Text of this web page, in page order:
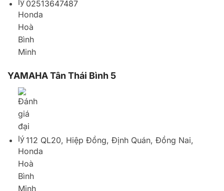
112 QL20, Hiệp Đồng, Định Quán, Đồng Nai,
Vietnam
02513612171